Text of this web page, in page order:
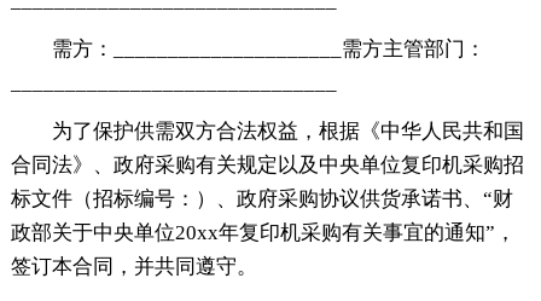
需方：_____________________需方主管部门：
为了保护供需双方合法权益，根据《中华人民共和国
合同法》、政府采购有关规定以及中央单位复印机采购招
标文件（招标编号：）、政府采购协议供货承诺书、“财
政部关于中央单位20xx年复印机采购有关事宜的通知”，
签订本合同，并共同遵守。